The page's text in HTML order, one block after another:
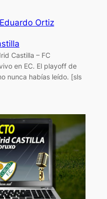
Ortiz
Castilla – FC
en EC. El playoff de
nunca habías leído. [sls